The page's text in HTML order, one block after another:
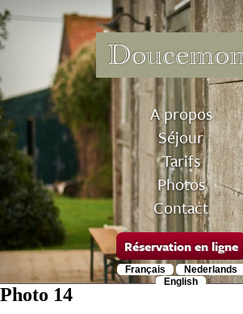
A propos
Séjour
Tarifs
Photos
Contact
Réservation en ligne
Français
Nederlands
English
Photo 14